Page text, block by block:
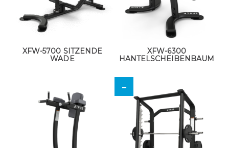
XFW-5700 SITZENDE
WADE
XFW-6300
HANTELSCHEIBENBAUM